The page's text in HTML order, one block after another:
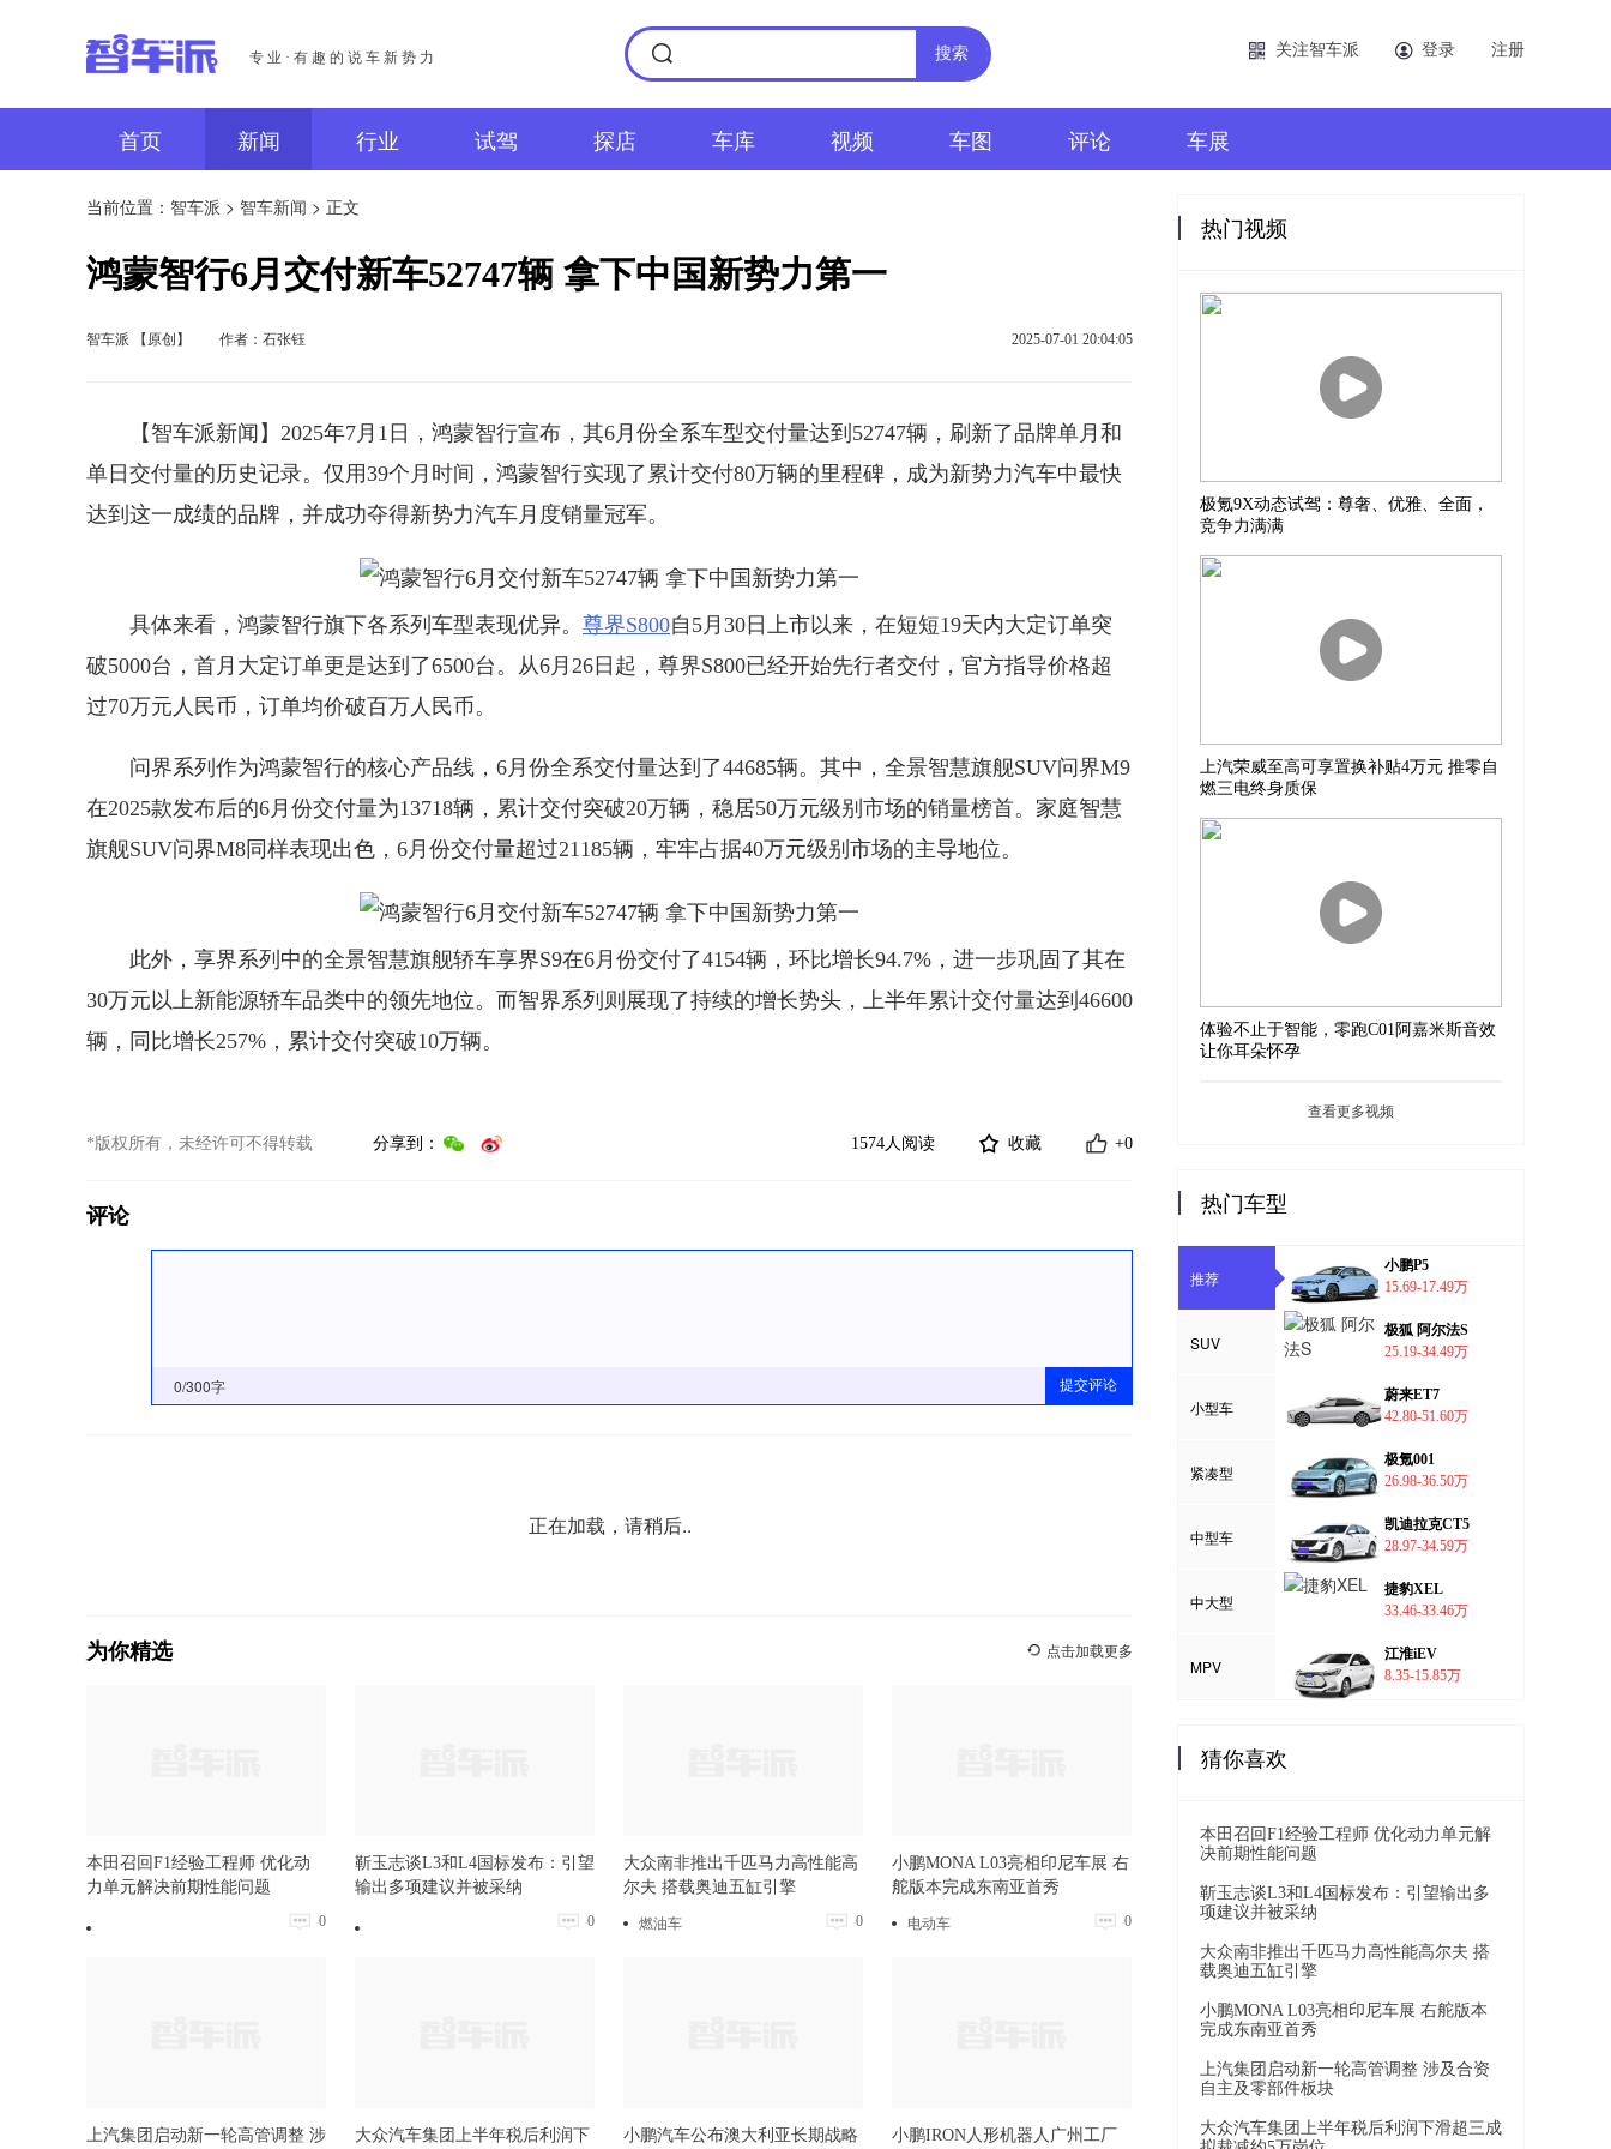
专业·有趣的说车新势力 搜索 关注智车派 登录 注册
首页 新闻 行业 试驾 探店 车库 视频 车图 评论 车展
当前位置： 智车派 > 智车新闻 > 正文
鸿蒙智行6月交付新车52747辆 拿下中国新势力第一
智车派 【原创】 作者：石张钰 2025-07-01 20:04:05
【智车派新闻】2025年7月1日，鸿蒙智行宣布，其6月份全系车型交付量达到52747辆，刷新了品牌单月和
单日交付量的历史记录。仅用39个月时间，鸿蒙智行实现了累计交付80万辆的里程碑，成为新势力汽车中最快
达到这一成绩的品牌，并成功夺得新势力汽车月度销量冠军。
具体来看，鸿蒙智行旗下各系列车型表现优异。 尊界S800自5月30日上市以来，在短短19天内大定订单突
破5000台，首月大定订单更是达到了6500台。从6月26日起，尊界S800已经开始先行者交付，官方指导价格超
过70万元人民币，订单均价破百万人民币。
问界系列作为鸿蒙智行的核心产品线，6月份全系交付量达到了44685辆。其中，全景智慧旗舰SUV问界M9
在2025款发布后的6月份交付量为13718辆，累计交付突破20万辆，稳居50万元级别市场的销量榜首。家庭智慧
旗舰SUV问界M8同样表现出色，6月份交付量超过21185辆，牢牢占据40万元级别市场的主导地位。
此外，享界系列中的全景智慧旗舰轿车享界S9在6月份交付了4154辆，环比增长94.7%，进一步巩固了其在
30万元以上新能源轿车品类中的领先地位。而智界系列则展现了持续的增长势头，上半年累计交付量达到46600
辆，同比增长257%，累计交付突破10万辆。
*版权所有，未经许可不得转载 分享到： +0
收藏
1574人阅读
评论
0/300字 提交评论
正在加载，请稍后..
为你精选 点击加载更多
本田召回F1经验工程师 优化动
力单元解决前期性能问题
0
靳玉志谈L3和L4国标发布：引望
输出多项建议并被采纳
0
大众南非推出千匹马力高性能高
尔夫 搭载奥迪五缸引擎
燃油车 0
小鹏MONA L03亮相印尼车展 右
舵版本完成东南亚首秀
电动车 0
上汽集团启动新一轮高管调整 涉 大众汽车集团上半年税后利润下 小鹏汽车公布澳大利亚长期战略 小鹏IRON人形机器人广州工厂
热门视频
极氪9X动态试驾：尊奢、优雅、全面，
竞争力满满
上汽荣威至高可享置换补贴4万元 推零自
燃三电终身质保
体验不止于智能，零跑C01阿嘉米斯音效
让你耳朵怀孕
查看更多视频
热门车型
推荐
SUV
小型车
紧凑型
中型车
中大型
MPV
小鹏P5
15.69-17.49万
极狐 阿尔法S
25.19-34.49万
蔚来ET7
42.80-51.60万
极氪001
26.98-36.50万
凯迪拉克CT5
28.97-34.59万
捷豹XEL
33.46-33.46万
江淮iEV
8.35-15.85万
猜你喜欢
本田召回F1经验工程师 优化动力单元解
决前期性能问题
靳玉志谈L3和L4国标发布：引望输出多
项建议并被采纳
大众南非推出千匹马力高性能高尔夫 搭
载奥迪五缸引擎
小鹏MONA L03亮相印尼车展 右舵版本
完成东南亚首秀
上汽集团启动新一轮高管调整 涉及合资
自主及零部件板块
大众汽车集团上半年税后利润下滑超三成